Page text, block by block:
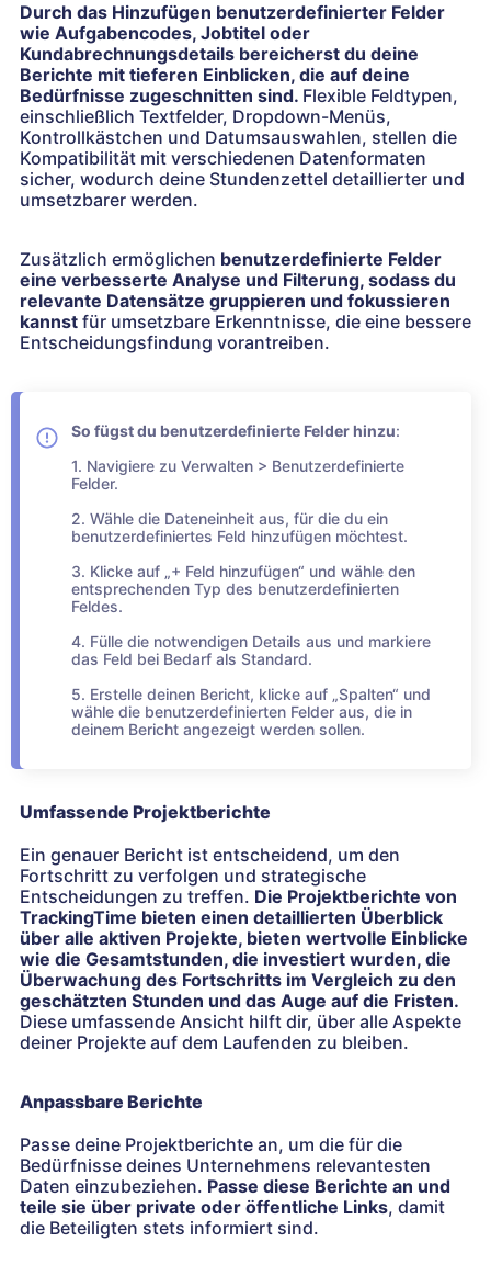
Durch das Hinzufügen benutzerdefinierter Felder
wie Aufgabencodes, Jobtitel oder
Kundabrechnungsdetails bereicherst du deine
Berichte mit tieferen Einblicken, die auf deine
Bedürfnisse zugeschnitten sind. Flexible Feldtypen,
einschließlich Textfelder, Dropdown-Menüs,
Kontrollkästchen und Datumsauswahlen, stellen die
Kompatibilität mit verschiedenen Datenformaten
sicher, wodurch deine Stundenzettel detaillierter und
umsetzbarer werden.
Zusätzlich ermöglichen benutzerdefinierte Felder
eine verbesserte Analyse und Filterung, sodass du
relevante Datensätze gruppieren und fokussieren
kannst für umsetzbare Erkenntnisse, die eine bessere
Entscheidungsfindung vorantreiben.
So fügst du benutzerdefinierte Felder hinzu:
1. Navigiere zu Verwalten > Benutzerdefinierte
Felder.
2. Wähle die Dateneinheit aus, für die du ein
benutzerdefiniertes Feld hinzufügen möchtest.
3. Klicke auf „+ Feld hinzufügen“ und wähle den
entsprechenden Typ des benutzerdefinierten
Feldes.
4. Fülle die notwendigen Details aus und markiere
das Feld bei Bedarf als Standard.
5. Erstelle deinen Bericht, klicke auf „Spalten“ und
wähle die benutzerdefinierten Felder aus, die in
deinem Bericht angezeigt werden sollen.
Umfassende Projektberichte
Ein genauer Bericht ist entscheidend, um den
Fortschritt zu verfolgen und strategische
Entscheidungen zu treffen. Die Projektberichte von
TrackingTime bieten einen detaillierten Überblick
über alle aktiven Projekte, bieten wertvolle Einblicke
wie die Gesamtstunden, die investiert wurden, die
Überwachung des Fortschritts im Vergleich zu den
geschätzten Stunden und das Auge auf die Fristen.
Diese umfassende Ansicht hilft dir, über alle Aspekte
deiner Projekte auf dem Laufenden zu bleiben.
Anpassbare Berichte
Passe deine Projektberichte an, um die für die
Bedürfnisse deines Unternehmens relevantesten
Daten einzubeziehen. Passe diese Berichte an und
teile sie über private oder öffentliche Links, damit
die Beteiligten stets informiert sind.